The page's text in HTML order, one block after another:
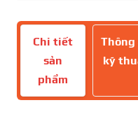
Chi tiết
sản
phẩm
Thông
kỹ